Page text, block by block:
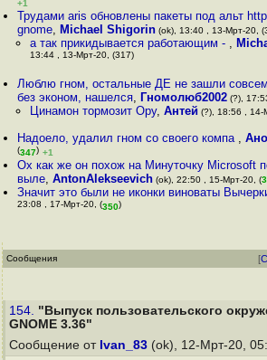
+1
Трудами aris обновлены пакеты под альт
gnome, Michael Shigorin (ok), 13:40 , 13-Мрт-20,
а так прикидывается работающим - ,
13:44 , 13-Мрт-20, (317)
Люблю гном, остальные ДЕ не зашли
без эконом, нашелся, Гномолюб2002 (?),
Цинамон тормозит Ору, Антей (?), 18:56 , 14-
Надоело, удалил гном со своего компа ,
(347) +1
Ох как же он похож на Минуточку Microsoft
выле,AntonAlekseevich (ok), 22:50 , 15-Мрт-20, (
Значит это были не иконки виноваты
23:08 , 17-Мрт-20, (350)
Сообщения [
154. "Выпуск пользовательского
GNOME 3.36"
Сообщение от Ivan_83 (ok), 12-Мрт-20,